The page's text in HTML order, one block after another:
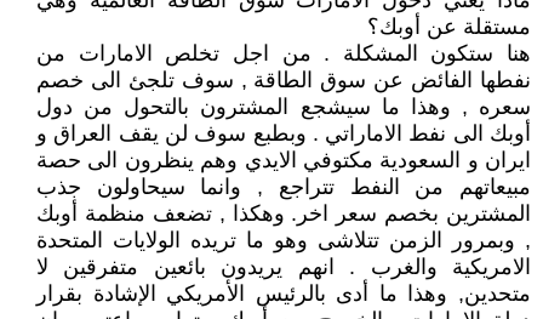
مستقلة عن أوبك؟
هنا ستكون المشكلة . من اجل تخلص الامارات من
نفطها الفائض عن سوق الطاقة , سوف تلجئ الى خصم
سعره , وهذا ما سيشجع المشترون بالتحول من دول
أوبك الى نفط الاماراتي . وبطبع سوف لن يقف العراق و
ايران و السعودية مكتوفي الايدي وهم ينظرون الى حصة
مبيعاتهم من النفط تتراجع , وانما سيحاولون جذب
المشترين بخصم سعر اخر. وهكذا , تضعف منظمة أوبك
, وبمرور الزمن تتلاشى وهو ما تريده الولايات المتحدة
الامريكية والغرب . انهم يريدون بائعين متفرقين لا
متحدين, وهذا ما أدى بالرئيس الأمريكي الإشادة بقرار